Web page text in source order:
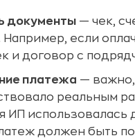
документы — чек,
Например, если
и договор с
платежа —
реальным
ИП использовалась
должен быть